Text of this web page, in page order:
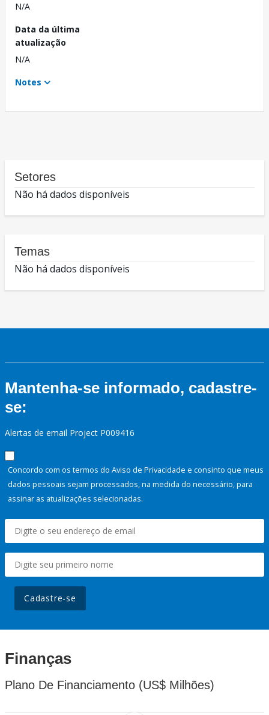
N/A
Data da última
atualização
N/A
Notes
Setores
Não há dados disponíveis
Temas
Não há dados disponíveis
Mantenha-se informado, cadastre-
se:
Alertas de email Project P009416
Concordo com os termos do Aviso de Privacidade e consinto que meus
dados pessoais sejam processados, na medida do necessário, para
assinar as atualizações selecionadas.
Cadastre-se
Finanças
Plano De Financiamento (US$ Milhões)